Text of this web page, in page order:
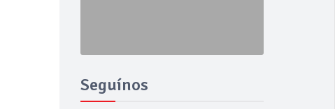
Seguínos